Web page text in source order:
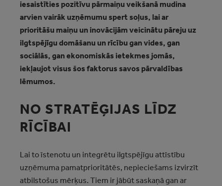
iesaistīties pozitīvu pārmaiņu veikšanā mudina
arvien vairāk uzņēmumu spert soļus, lai ar
prioritāšu maiņu un inovācijām veicinātu pāreju uz
ilgtspējīgu domāšanu un rīcību gan vides, gan
sociālās, gan ekonomiskās ietekmes jomās,
iekļaujot visus šos faktorus savos pārvaldības
lēmumos.
NO STRATĒĢIJAS LĪDZ
RĪCĪBAI
Lai to īstenotu un integrētu ilgtspējīgu attīstību
uzņēmuma pamatprioritātēs, nepieciešams izvirzīt
atbilstošus mērķus. Tiem ir jābūt saskaņā gan ar